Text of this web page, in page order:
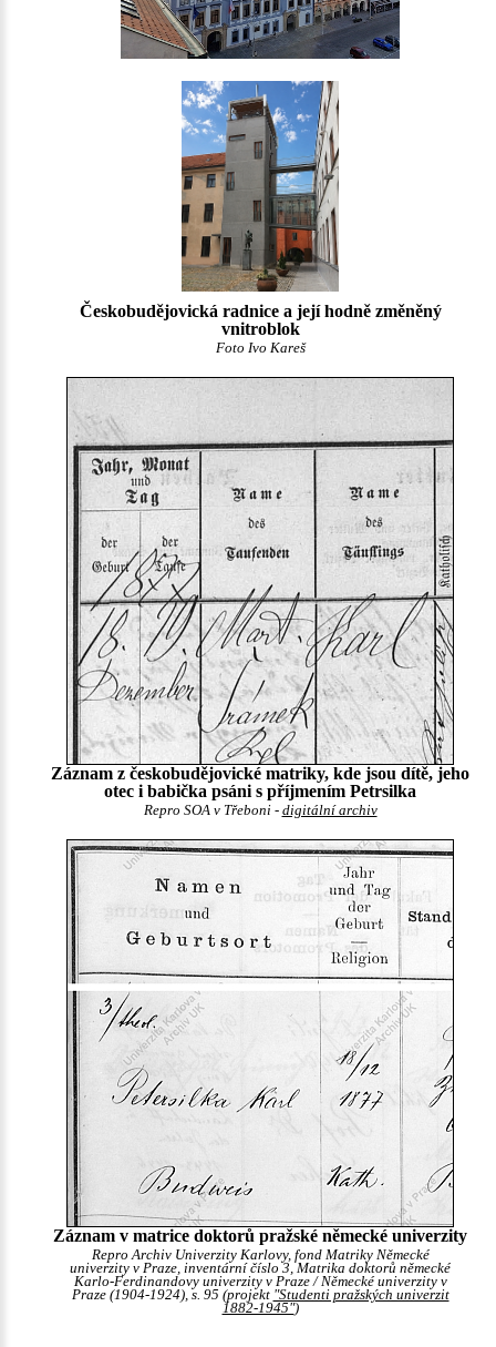
Českobudějovická radnice a její hodně změněný
vnitroblok
Foto Ivo Kareš
Záznam z českobudějovické matriky, kde jsou dítě, jeho
otec i babička psáni s příjmením Petrsilka
Repro SOA v Třeboni - digitální archiv
Záznam v matrice doktorů pražské německé univerzity
Repro Archiv Univerzity Karlovy, fond Matriky Německé
univerzity v Praze, inventární číslo 3, Matrika doktorů německé
Karlo-Ferdinandovy univerzity v Praze / Německé univerzity v
Praze (1904-1924), s. 95 (projekt "Studenti pražských univerzit
1882-1945")